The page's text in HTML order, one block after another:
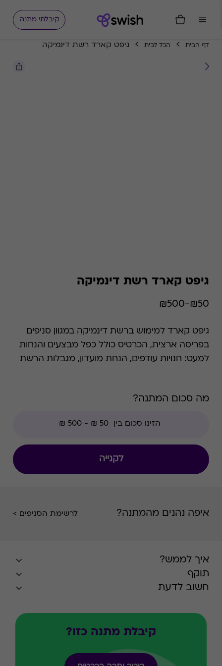
קיבלתי מתנה
דף הבית הכל לבית גיפט קארד רשת דינמיקה
גיפט קארד רשת דינמיקה
₪50-₪500
גיפט קארד למימוש ברשת דינמיקה במגוון סניפים
בפריסה ארצית, הכרטיס כולל כפל מבצעים והנחות
למעט: חנויות עודפים, הנחת מועדון, מגבלות הרשת
תקפים בגיפט קארד זה.
מה סכום המתנה?
לקנייה
איפה נהנים מהמתנה? לרשימת הסניפים >
איך לממש?
תוקף
חשוב לדעת
קיבלת מתנה כזו?